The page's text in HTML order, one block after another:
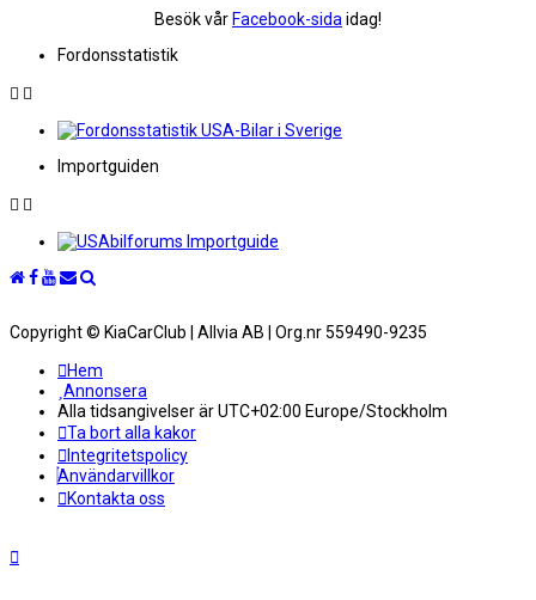
Besök vår Facebook-sida idag!
Fordonsstatistik
Importguiden
Copyright © KiaCarClub | Allvia AB | Org.nr 559490-9235
Hem
Annonsera
Alla tidsangivelser är UTC+02:00 Europe/Stockholm
Ta bort alla kakor
Integritetspolicy
Användarvillkor
Kontakta oss